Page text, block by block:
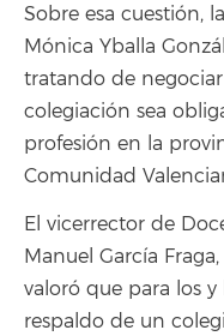
Sobre esa cuestión,
Mónica Yballa
tratando de
colegiación sea
profesión en la
Comunidad
El vicerrector de
Manuel García
valoró que para los
respaldo de un